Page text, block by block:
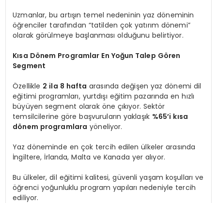
Uzmanlar, bu artışın temel nedeninin yaz döneminin
öğrenciler tarafından “tatilden çok yatırım dönemi”
olarak görülmeye başlanması olduğunu belirtiyor.
Kısa Dönem Programlar En Yoğun Talep Gören
Segment
Özellikle 2 ila 8 hafta arasında değişen yaz dönemi dil
eğitimi programları, yurtdışı eğitim pazarında en hızlı
büyüyen segment olarak öne çıkıyor. Sektör
temsilcilerine göre başvuruların yaklaşık %65’i kısa
dönem programlara yöneliyor.
Yaz döneminde en çok tercih edilen ülkeler arasında
İngiltere, İrlanda, Malta ve Kanada yer alıyor.
Bu ülkeler, dil eğitimi kalitesi, güvenli yaşam koşulları ve
öğrenci yoğunluklu program yapıları nedeniyle tercih
ediliyor.